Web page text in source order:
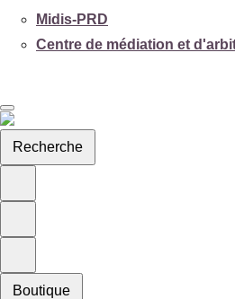
Midis-PRD
Centre de médiation et
Recherche
Boutique